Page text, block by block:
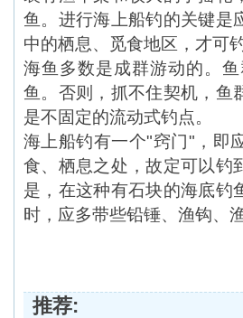
鱼。进行海上船钓的关键是
中的栖息、觅食地区，才可
海鱼多数是成群游动的。
鱼。否则，抓不住契机，鱼
是不固定的流动式钓点。
海上船钓有一个"窍门"，即
食、栖息之处，故定可以钓
是，在这种有石块的海底钓
时，应多带些铅锤、渔钩、
推荐: